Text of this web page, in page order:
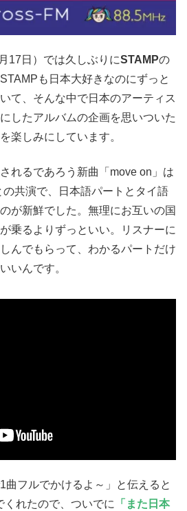
17日）では久しぶりにSTAMPの
も日本大好きなのにずっと
て、そんな中で日本のアーティス
したアルバムの企画を思いついた
楽しみにしています。
れるであろう新曲「move on」は
の共演で、日本語パートとタイ語
が新鮮でした。無理にお互いの国
乗るよりずっといい。リスナーに
んでもらって、わかるパートだけ
いんです。
曲フルでかけるよ～」と伝えると
くれたので、ついでに
「また日本